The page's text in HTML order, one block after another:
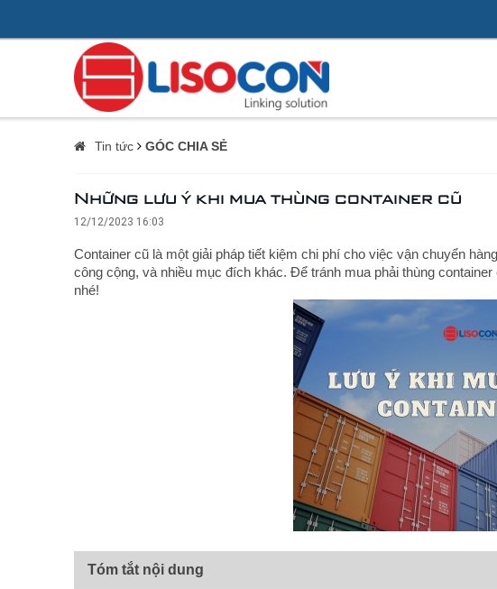
Tin tức GÓC CHIA SẺ
Những lưu ý khi mua thùng container cũ
12/12/2023 16:03
Container cũ là một giải pháp tiết kiệm chi phí cho việc vận chuyển
công cộng, và nhiều mục đích khác. Để tránh mua phải thùng
nhé!
Tóm tắt nội dung